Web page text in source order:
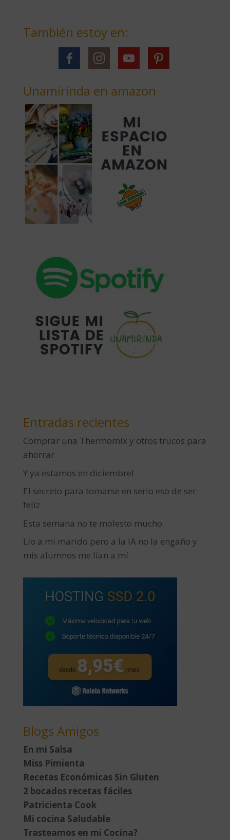
También estoy en:
Unamirinda en amazon
Entradas recientes
Comprar una Thermomix y otros trucos para
ahorrar
Y ya estamos en diciembre!
El secreto para tomarse en serio eso de ser
feliz
Esta semana no te molesto mucho
Lío a mi marido pero a la IA no la engaño y
mis alumnos me lían a mí
Blogs Amigos
En mi Salsa
Miss Pimienta
Recetas Económicas Sin Gluten
2 bocados recetas fáciles
Patricienta Cook
Mi cocina Saludable
Trasteamos en mi Cocina?